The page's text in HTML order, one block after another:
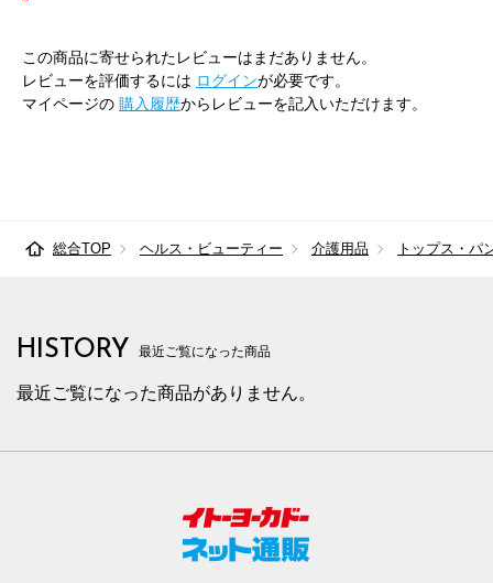
この商品に寄せられたレビューはまだありません。
レビューを評価するには ログインが必要です。
マイページの 購入履歴からレビューを記入いただけます。
総合TOP ヘルス・ビューティー 介護用品 トップス・パ
HISTORY 最近ご覧になった商品
最近ご覧になった商品がありません。